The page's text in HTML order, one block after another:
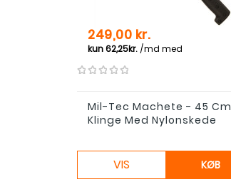
Pris
249,00 kr.
Mil-Tec Machete - 45 Cm
Klinge Med Nylonskede
VIS KØB